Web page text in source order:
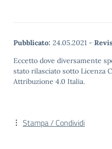
Pubblicato: 24.05.2021 -
Eccetto dove diversamente
stato rilasciato sotto Licenza
Attribuzione 4.0 Italia.
Stampa / Condividi